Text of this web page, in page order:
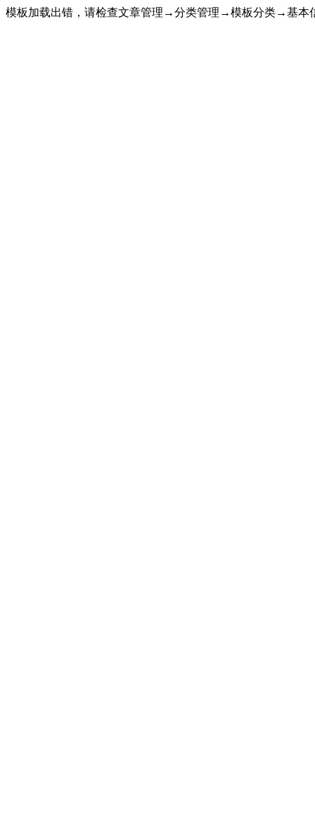
模板加载出错，请检查文章管理→分类管理→模板分类→基本